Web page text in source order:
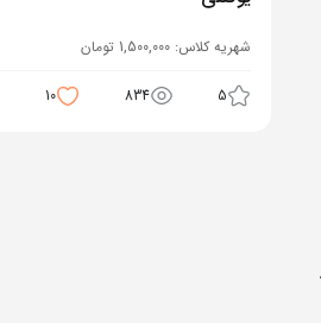
شهریه کلاس: 1,500,000 تومان
5
834
10